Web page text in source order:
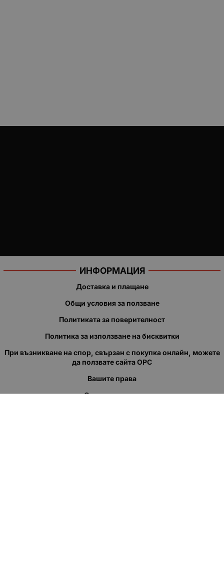
ИНФОРМАЦИЯ
Доставка и плащане
Общи условия за ползване
Политиката за поверителност
Политика за използване на бисквитки
При възникване на спор, свързан с покупка онлайн, можете
да ползвате сайта ОРС
Вашите права
Отказ от сделка